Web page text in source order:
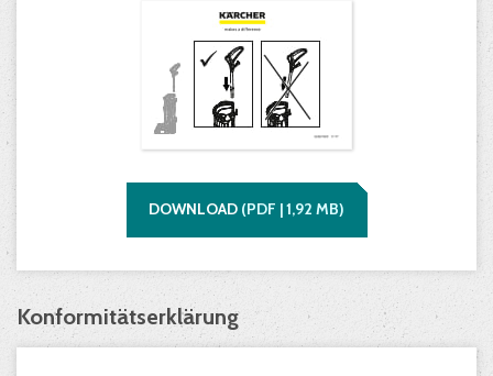
DOWNLOAD (PDF |1,92 MB)
Konformitätserklärung